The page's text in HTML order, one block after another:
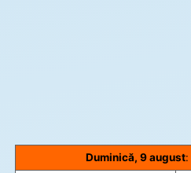
Duminică, 9 august: